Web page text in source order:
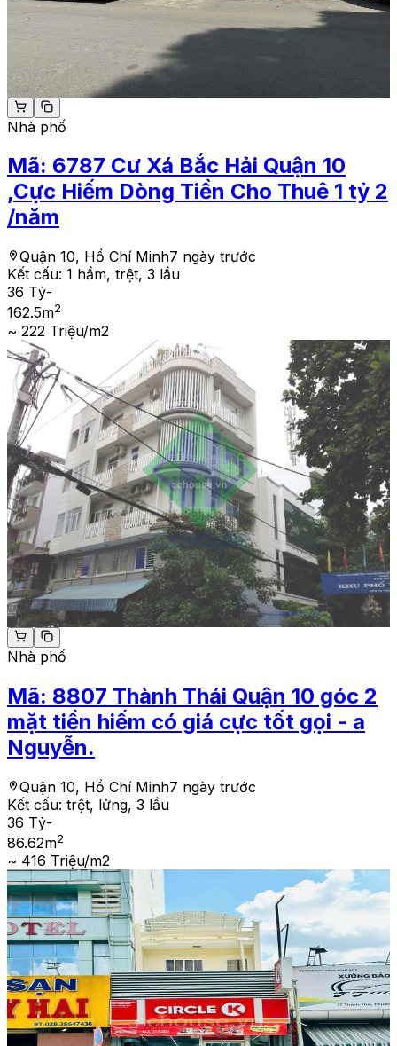
Nhà phố
Mã: 6787 Cư Xá Bắc Hải Quận 10
,Cực Hiếm Dòng Tiền Cho Thuê 1 tỷ 2
/năm
Quận 10, Hồ Chí Minh7 ngày trước
Kết cấu: 1 hầm, trệt, 3 lầu
36 Tỷ-
162.5m2
~ 222 Triệu/m2
Nhà phố
Mã: 8807 Thành Thái Quận 10 góc 2
mặt tiền hiếm có giá cực tốt gọi - a
Nguyễn.
Quận 10, Hồ Chí Minh7 ngày trước
Kết cấu: trệt, lửng, 3 lầu
36 Tỷ-
86.62m2
~ 416 Triệu/m2